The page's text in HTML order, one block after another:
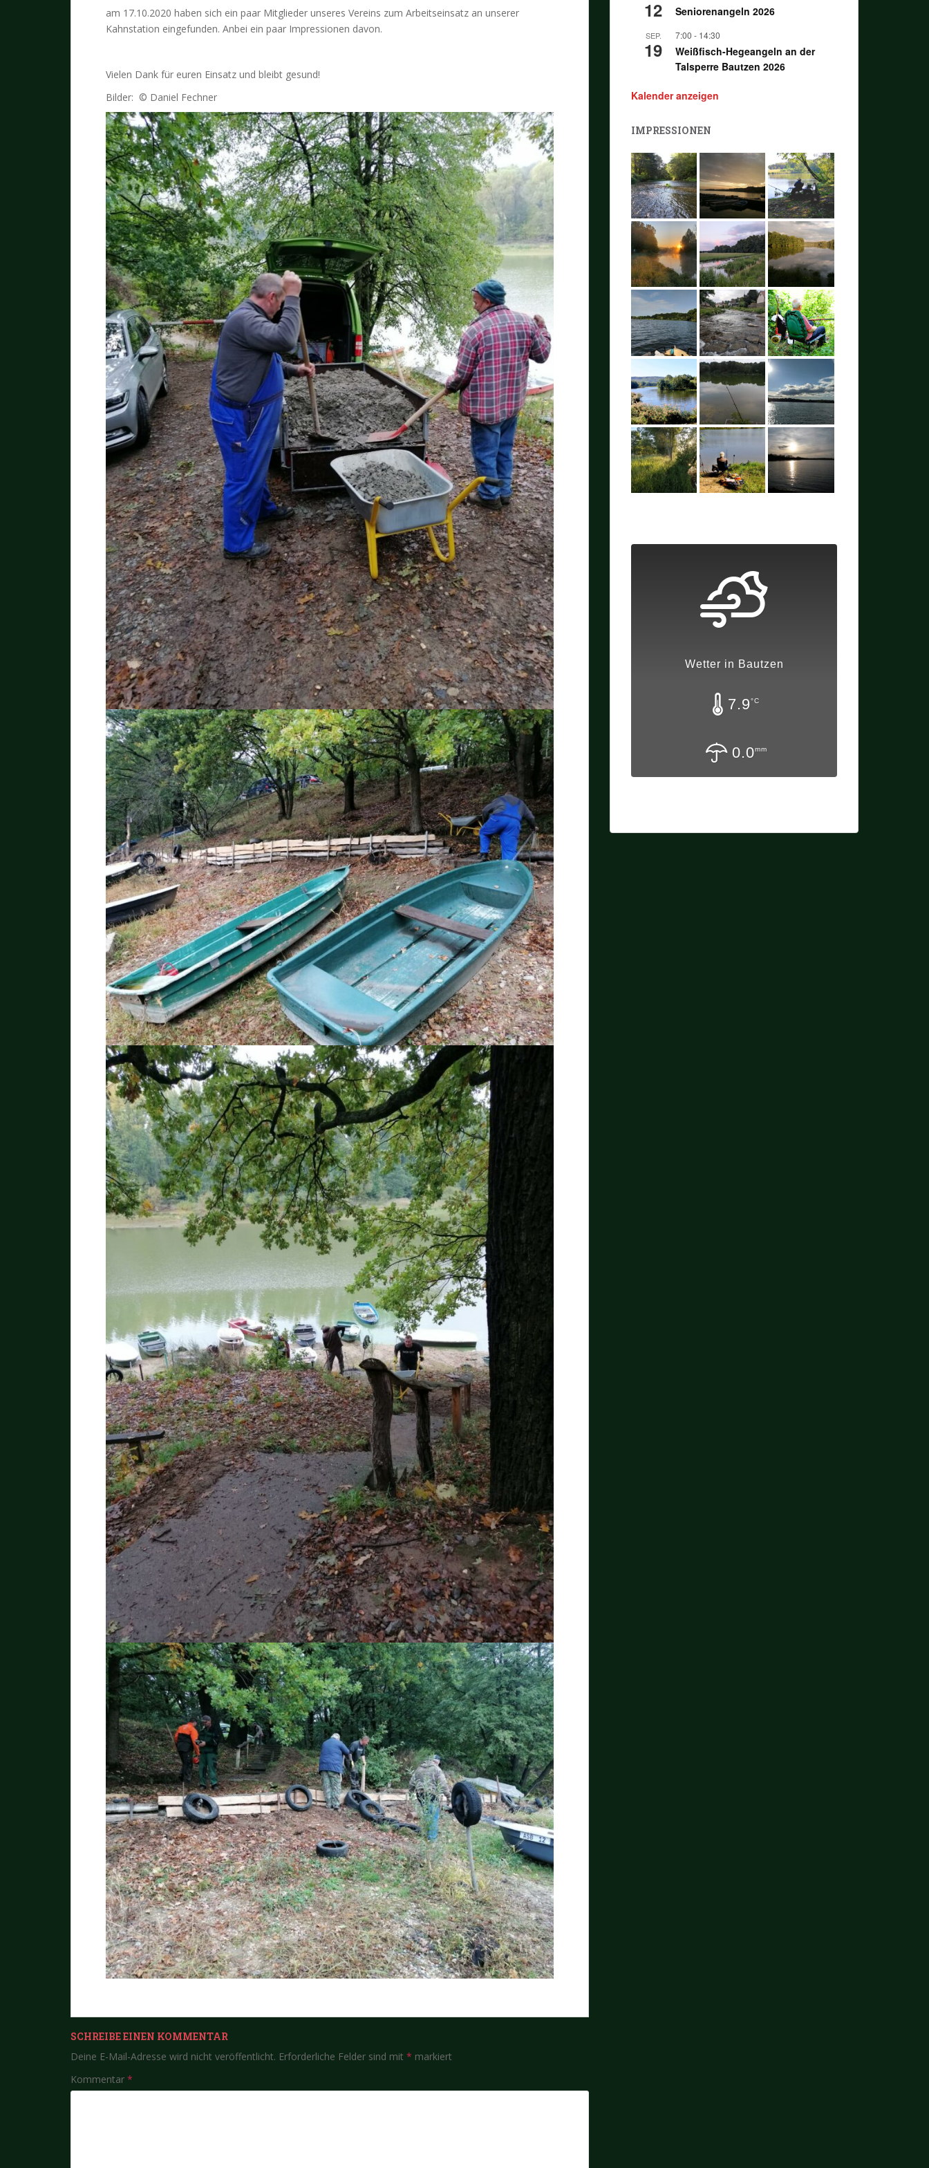
am 17.10.2020 haben sich ein paar Mitglieder unseres Vereins zum Arbeitseinsatz an unserer
Kahnstation eingefunden. Anbei ein paar Impressionen davon.
Vielen Dank für euren Einsatz und bleibt gesund!
Bilder: © Daniel Fechner
SCHREIBE EINEN KOMMENTAR
Deine E-Mail-Adresse wird nicht veröffentlicht. Erforderliche Felder sind mit * markiert
Kommentar *
12 Seniorenangeln 2026
SEP.
19
7:00 - 14:30
Weißfisch-Hegeangeln an der
Talsperre Bautzen 2026
Kalender anzeigen
IMPRESSIONEN
Wetter in Bautzen
7.9°C
0.0mm